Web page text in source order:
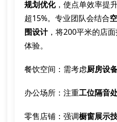
规划优化，使点单效率提
超15%。专业团队会结合
围设计，将200平米的店
体验。
餐饮空间：需考虑厨房设
办公场所：注重工位隔音
零售店铺：强调橱窗展示